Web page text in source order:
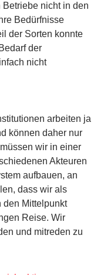
nicht in den
Bedürfnisse
der Sorten konnte
der
nicht
arbeiten ja
können daher nur
wir in einer
Akteuren
aufbauen, an
dass wir als
den Mittelpunkt
Reise. Wir
und mitreden zu